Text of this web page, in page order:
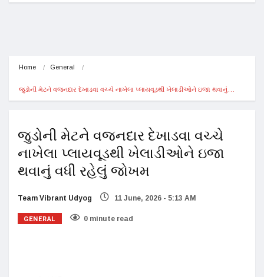
Home General
જુડોની મેટને વજનદાર દેખાડવા વચ્ચે નાખેલા પ્લાયવૂડથી ખેલાડીઓને ઇજા થવાનું…
જુડોની મેટને વજનદાર દેખાડવા વચ્ચે
નાખેલા પ્લાયવૂડથી ખેલાડીઓને ઇજા
થવાનું વધી રહેલું જોખમ
Team Vibrant Udyog 11 June, 2026 - 5:13 AM
GENERAL 0 minute read